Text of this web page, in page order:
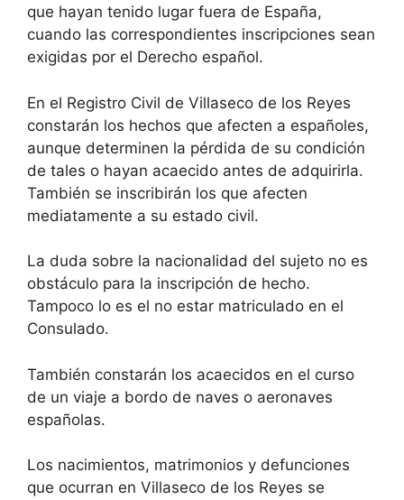
que hayan tenido lugar fuera de España,
cuando las correspondientes inscripciones sean
exigidas por el Derecho español.
En el Registro Civil de Villaseco de los Reyes
constarán los hechos que afecten a españoles,
aunque determinen la pérdida de su condición
de tales o hayan acaecido antes de adquirirla.
También se inscribirán los que afecten
mediatamente a su estado civil.
La duda sobre la nacionalidad del sujeto no es
obstáculo para la inscripción de hecho.
Tampoco lo es el no estar matriculado en el
Consulado.
También constarán los acaecidos en el curso
de un viaje a bordo de naves o aeronaves
españolas.
Los nacimientos, matrimonios y defunciones
que ocurran en Villaseco de los Reyes se